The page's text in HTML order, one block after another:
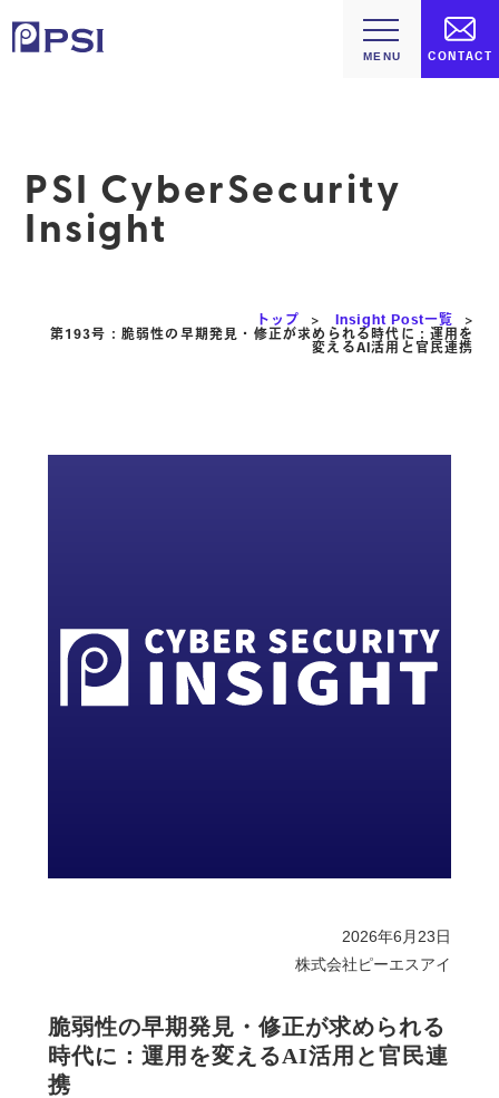
PSI CyberSecurity
Insight
トップ > Insight Post一覧
>
第193号：脆弱性の早期発見・修正が求められる時代に：運用を
変えるAI活用と官民連携
2026年6月23日
株式会社ピーエスアイ
脆弱性の早期発見・修正が求められる
時代に：運用を変えるAI活用と官民連
携
CONTACT